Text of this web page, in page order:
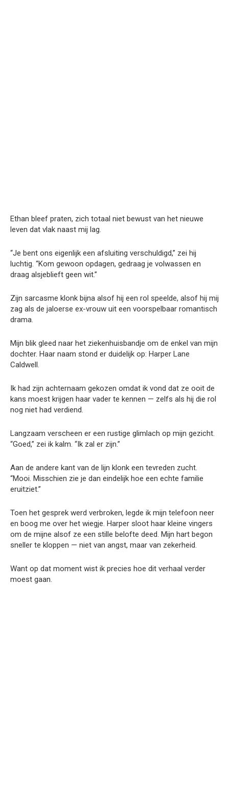
Ethan bleef praten, zich totaal niet bewust van het nieuwe
leven dat vlak naast mij lag.
“Je bent ons eigenlijk een afsluiting verschuldigd,” zei hij
luchtig. “Kom gewoon opdagen, gedraag je volwassen en
draag alsjeblieft geen wit.”
Zijn sarcasme klonk bijna alsof hij een rol speelde, alsof hij mij
zag als de jaloerse ex-vrouw uit een voorspelbaar romantisch
drama.
Mijn blik gleed naar het ziekenhuisbandje om de enkel van mijn
dochter. Haar naam stond er duidelijk op: Harper Lane
Caldwell.
Ik had zijn achternaam gekozen omdat ik vond dat ze ooit de
kans moest krijgen haar vader te kennen — zelfs als hij die rol
nog niet had verdiend.
Langzaam verscheen er een rustige glimlach op mijn gezicht.
“Goed,” zei ik kalm. “Ik zal er zijn.”
Aan de andere kant van de lijn klonk een tevreden zucht.
“Mooi. Misschien zie je dan eindelijk hoe een echte familie
eruitziet.”
Toen het gesprek werd verbroken, legde ik mijn telefoon neer
en boog me over het wiegje. Harper sloot haar kleine vingers
om de mijne alsof ze een stille belofte deed. Mijn hart begon
sneller te kloppen — niet van angst, maar van zekerheid.
Want op dat moment wist ik precies hoe dit verhaal verder
moest gaan.